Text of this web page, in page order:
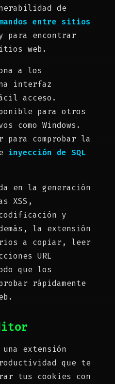
de
entre sitios
para encontrar
web.
a los
interfaz
acceso.
para otros
como Windows.
comprobar la
inyección de SQL
en la generación
XSS,
y
la extensión
a copiar, leer
URL
que los
rápidamente
extensión
que te
tus cookies con